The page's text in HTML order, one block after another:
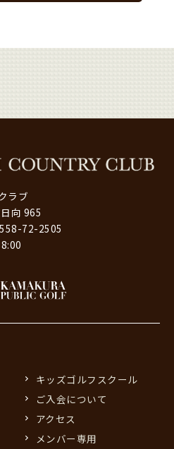
ラブ
向 965
72-2505
キッズゴルフスクール
ご入会について
アクセス
メンバー専用